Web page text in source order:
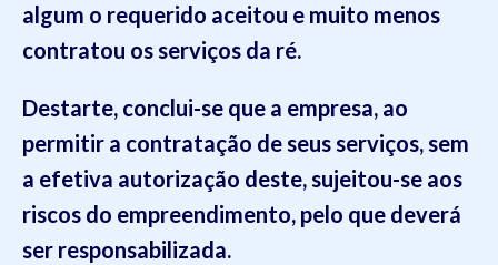
algum o requerido aceitou e muito menos
contratou os serviços da ré.
Destarte, conclui-se que a empresa, ao
permitir a contratação de seus serviços, sem
a efetiva autorização deste, sujeitou-se aos
riscos do empreendimento, pelo que deverá
ser responsabilizada.